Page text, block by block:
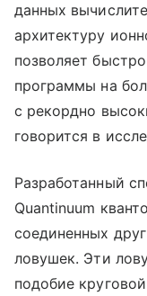
данных
архитектуру
позволяет
программы на
с рекордно
говорится в
Разработанный
Quantinuum
соединенных
ловушек. Эти
подобие